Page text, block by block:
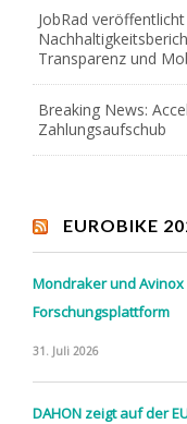
JobRad
Transparenz und
Breaking News:
Zahlungsaufschub
EUROBIKE
Mondraker und Avinox
Forschungsplattform
31. Juli 2026
DAHON zeigt auf der